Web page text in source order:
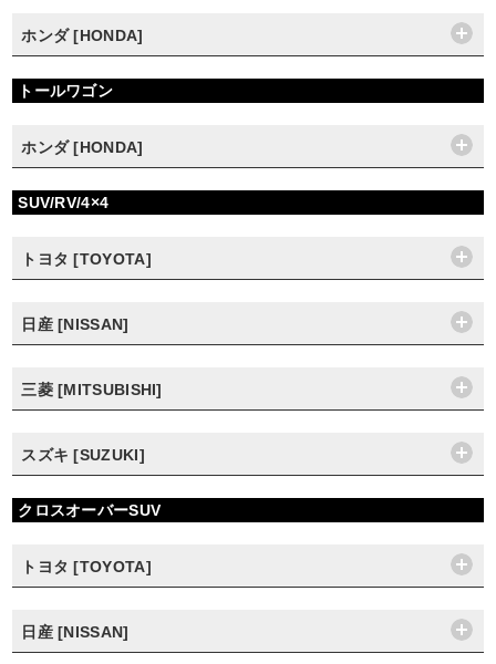
ホンダ [HONDA]
トールワゴン
ホンダ [HONDA]
SUV/RV/4×4
トヨタ [TOYOTA]
日産 [NISSAN]
三菱 [MITSUBISHI]
スズキ [SUZUKI]
クロスオーバーSUV
トヨタ [TOYOTA]
日産 [NISSAN]